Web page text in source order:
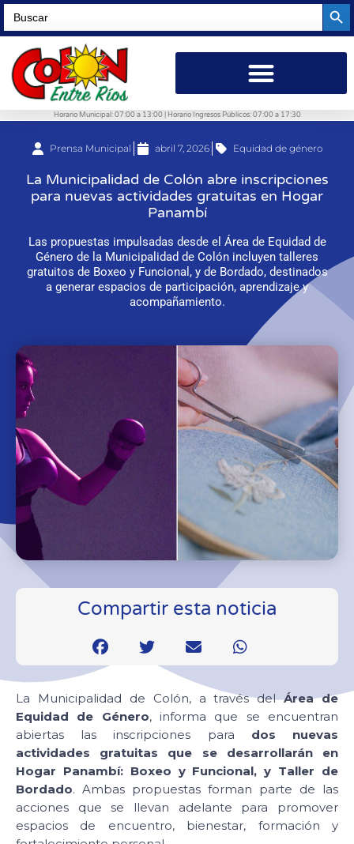
Search
for:
Horario Municipal: 07:00 a 13:00 | Horario Ingresos Públicos: 07:00 a 17:30
Prensa Municipal abril 7, 2026 Equidad de género
La Municipalidad de Colón abre inscripciones
para nuevas actividades gratuitas en Hogar
Panambí
Las propuestas impulsadas desde el Área de Equidad de
Género de la Municipalidad de Colón incluyen talleres
gratuitos de Boxeo y Funcional, y de Bordado, destinados
a generar espacios de participación, aprendizaje y
acompañamiento.
Compartir esta noticia
La Municipalidad de Colón, a través delÁrea de
Equidad de Género, informa que se encuentran
abiertas las inscripciones para dos nuevas
actividades gratuitas que se desarrollarán en
Hogar Panambí: Boxeo y Funcional, y Taller de
Bordado. Ambas propuestas forman parte de las
acciones que se llevan adelante para promover
espacios de encuentro, bienestar, formación y